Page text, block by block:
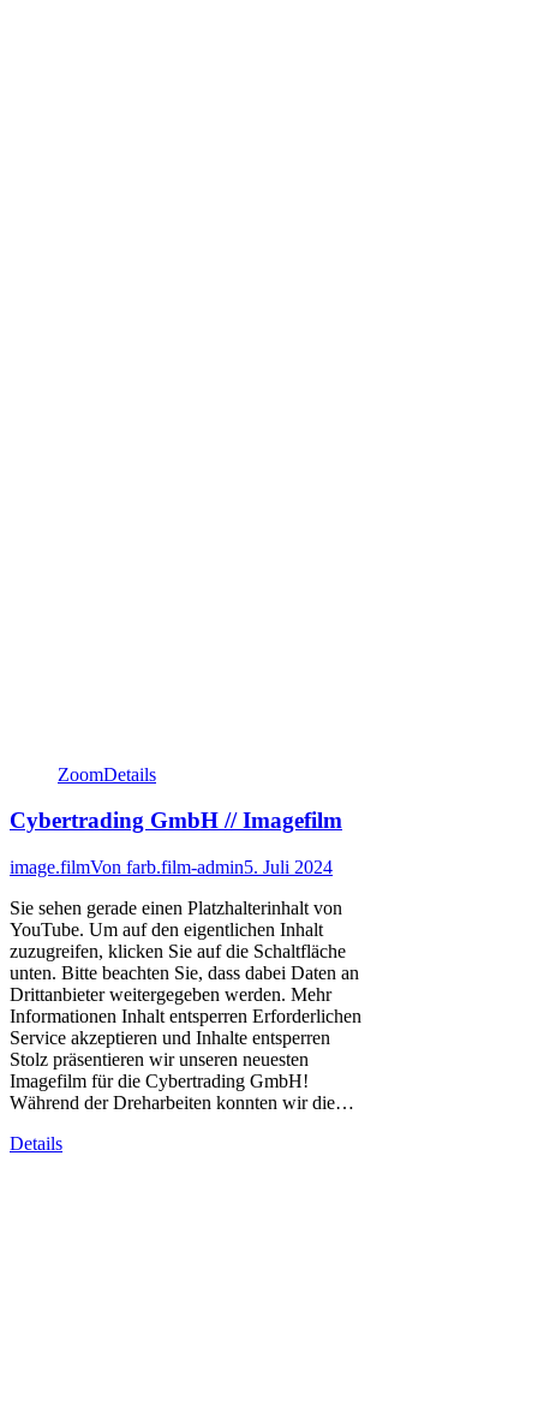
ZoomDetails
Cybertrading GmbH // Imagefilm
image.filmVon farb.film-admin5. Juli 2024
Sie sehen gerade einen Platzhalterinhalt von
YouTube. Um auf den eigentlichen Inhalt
zuzugreifen, klicken Sie auf die Schaltfläche
unten. Bitte beachten Sie, dass dabei Daten an
Drittanbieter weitergegeben werden. Mehr
Informationen Inhalt entsperren Erforderlichen
Service akzeptieren und Inhalte entsperren
Stolz präsentieren wir unseren neuesten
Imagefilm für die Cybertrading GmbH!
Während der Dreharbeiten konnten wir die…
Details